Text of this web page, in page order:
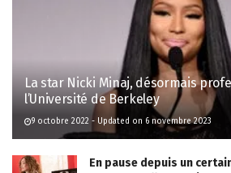
La star Nicki Minaj, désormais
l’Université de Berkeley
9 octobre 2022 - Updated on 6 novembre 2023
En pause depuis un